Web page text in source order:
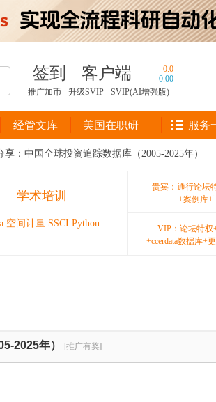
签到 客户端
0.0
0.00
推广加币
升级SVIP SVIP(AI增强版)
经管文库 美国在职研 服务
享：中国全球投资追踪数据库（2005-2025年）
学术培训
空间计量 SSCI Python
贵宾：通行论坛
+案例库+
VIP：论坛特权
+ccerdata数据库
2025年） [推广有奖]